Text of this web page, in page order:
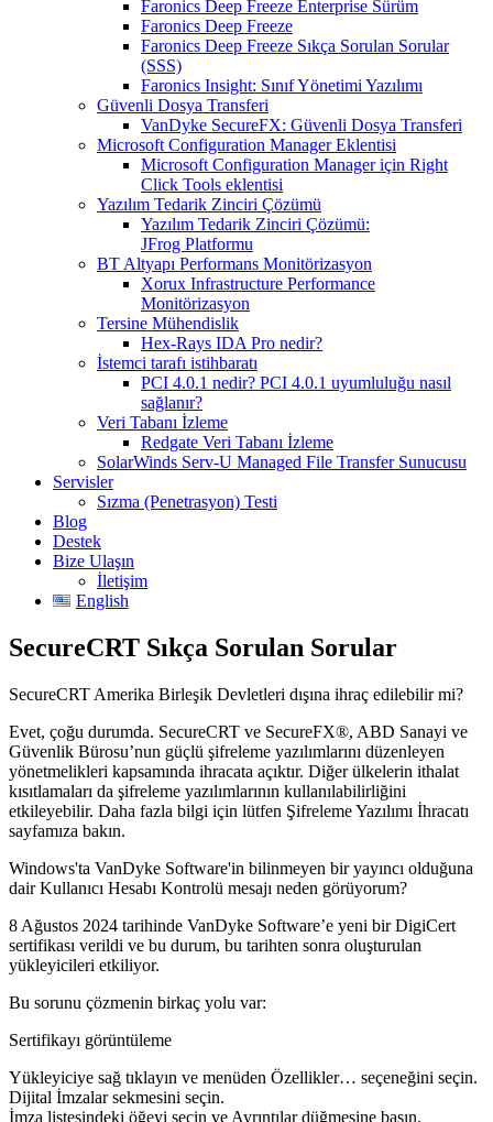
Faronics Deep Freeze Enterprise Sürüm
Faronics Deep Freeze
Faronics Deep Freeze Sıkça Sorulan Sorular
(SSS)
Faronics Insight: Sınıf Yönetimi Yazılımı
Güvenli Dosya Transferi
VanDyke SecureFX: Güvenli Dosya Transferi
Microsoft Configuration Manager Eklentisi
Microsoft Configuration Manager için Right
Click Tools eklentisi
Yazılım Tedarik Zinciri Çözümü
Yazılım Tedarik Zinciri Çözümü:
JFrog Platformu
BT Altyapı Performans Monitörizasyon
Xorux Infrastructure Performance
Monitörizasyon
Tersine Mühendislik
Hex-Rays IDA Pro nedir?
İstemci tarafı istihbaratı
PCI 4.0.1 nedir? PCI 4.0.1 uyumluluğu nasıl
sağlanır?
Veri Tabanı İzleme
Redgate Veri Tabanı İzleme
SolarWinds Serv-U Managed File Transfer Sunucusu
Servisler
Sızma (Penetrasyon) Testi
Blog
Destek
Bize Ulaşın
İletişim
English
SecureCRT Sıkça Sorulan Sorular
SecureCRT Amerika Birleşik Devletleri dışına ihraç edilebilir mi?
Evet, çoğu durumda. SecureCRT ve SecureFX®, ABD Sanayi ve
Güvenlik Bürosu’nun güçlü şifreleme yazılımlarını düzenleyen
yönetmelikleri kapsamında ihracata açıktır. Diğer ülkelerin ithalat
kısıtlamaları da şifreleme yazılımlarının kullanılabilirliğini
etkileyebilir. Daha fazla bilgi için lütfen Şifreleme Yazılımı İhracatı
sayfamıza bakın.
Windows'ta VanDyke Software'in bilinmeyen bir yayıncı olduğuna
dair Kullanıcı Hesabı Kontrolü mesajı neden görüyorum?
8 Ağustos 2024 tarihinde VanDyke Software’e yeni bir DigiCert
sertifikası verildi ve bu durum, bu tarihten sonra oluşturulan
yükleyicileri etkiliyor.
Bu sorunu çözmenin birkaç yolu var:
Sertifikayı görüntüleme
Yükleyiciye sağ tıklayın ve menüden Özellikler… seçeneğini seçin.
Dijital İmzalar sekmesini seçin.
İmza listesindeki öğeyi seçin ve Ayrıntılar düğmesine basın.